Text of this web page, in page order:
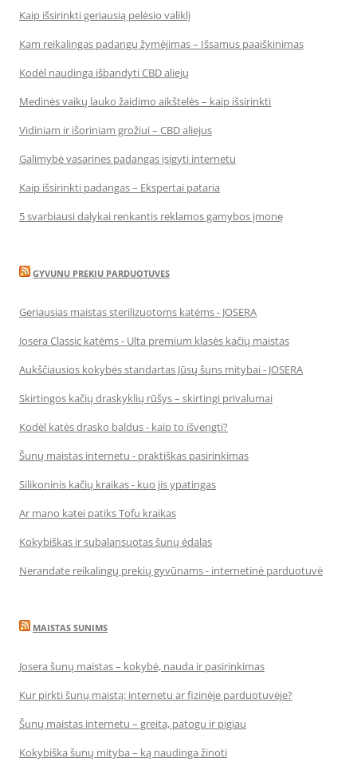
Kaip išsirinkti geriausią pelėsio valiklį
Kam reikalingas padangų žymėjimas – Išsamus paaiškinimas
Kodėl naudinga išbandyti CBD aliejų
Medinės vaikų lauko žaidimo aikštelės – kaip išsirinkti
Vidiniam ir išoriniam grožiui – CBD aliejus
Galimybė vasarines padangas įsigyti internetu
Kaip išsirinkti padangas – Ekspertai pataria
5 svarbiausi dalykai renkantis reklamos gamybos įmonę
GYVUNU PREKIU PARDUOTUVES
Geriausias maistas sterilizuotoms katėms - JOSERA
Josera Classic katėms - Ulta premium klasės kačių maistas
Aukščiausios kokybės standartas Jūsų šuns mitybai - JOSERA
Skirtingos kačių draskyklių rūšys – skirtingi privalumai
Kodėl katės drasko baldus - kaip to išvengti?
Šunų maistas internetu - praktiškas pasirinkimas
Silikoninis kačių kraikas - kuo jis ypatingas
Ar mano katei patiks Tofu kraikas
Kokybiškas ir subalansuotas šunų ėdalas
Nerandate reikalingų prekių gyvūnams - internetinė parduotuvė
MAISTAS SUNIMS
Josera šunų maistas – kokybė, nauda ir pasirinkimas
Kur pirkti šunų maistą: internetu ar fizinėje parduotuvėje?
Šunų maistas internetu – greita, patogu ir pigiau
Kokybiška šunų mityba – ką naudinga žinoti